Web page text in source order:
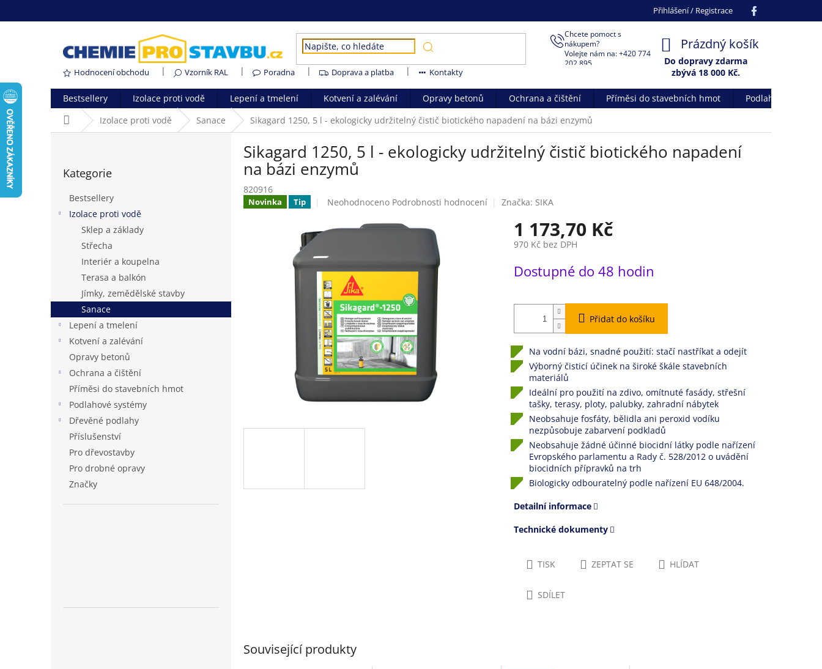
Přihlášení / Registrace
Chcete pomoct s
nákupem?
Volejte nám na: +420 774
202 895
NÁKUPNÍ
KOŠÍK
Prázdný košík
Hodnocení obchodu Vzorník RAL Poradna Doprava a platba Kontakty
Do dopravy zdarma
zbývá 18 000 Kč.
Bestsellery Izolace proti vodě Lepení a tmelení Kotvení a zalévání Opravy betonů Ochrana a čištění Příměsi do stavebních hmot
Podlahové
Domů Izolace proti vodě Sanace Sikagard 1250, 5 l - ekologicky udržitelný čistič biotického napadení na bázi enzymů
e
l
kategorie
Kategorie
Bestsellery
Izolace proti vodě
Sklep a základy
Střecha
Interiér a koupelna
Terasa a balkón
Jímky, zemědělské stavby
Sanace
Lepení a tmelení
Kotvení a zalévání
Opravy betonů
Ochrana a čištění
Příměsi do stavebních hmot
Podlahové systémy
Dřevěné podlahy
Příslušenství
Pro dřevostavby
Pro drobné opravy
Značky
Sikagard 1250, 5 l - ekologicky udržitelný čistič biotického napadení
na bázi enzymů
820916
Novinka Tip
Průměrné
produktu
z
5
hvězdiček.
Neohodnoceno Podrobnosti hodnocení Značka: SIKA
1 173,70 Kč
970 Kč bez DPH
cena:
Dostupné do 48 hodin
Přidat do košíku
Na vodní bázi, snadné použití: stačí nastříkat a odejít
Výborný čisticí účinek na široké škále stavebních
materiálů
Ideální pro použití na zdivo, omítnuté fasády, střešní
tašky, terasy, ploty, palubky, zahradní nábytek
Neobsahuje fosfáty, bělidla ani peroxid vodíku
nezpůsobuje zabarvení podkladů
Neobsahuje žádné účinné biocidní látky podle nařízení
Evropského parlamentu a Rady č. 528/2012 o uvádění
biocidních přípravků na trh
Biologicky odbouratelný podle nařízení EU 648/2004.
Detailní informace
Technické dokumenty
TISK ZEPTAT SE HLÍDAT
SDÍLET
Související produkty